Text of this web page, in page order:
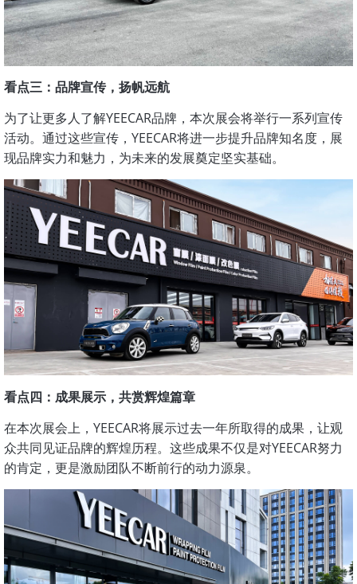
看点三：品牌宣传，扬帆远航
为了让更多人了解YEECAR品牌，本次展会将举行一系列宣传
活动。通过这些宣传，YEECAR将进一步提升品牌知名度，展
现品牌实力和魅力，为未来的发展奠定坚实基础。
看点四：成果展示，共赏辉煌篇章
在本次展会上，YEECAR将展示过去一年所取得的成果，让观
众共同见证品牌的辉煌历程。这些成果不仅是对YEECAR努力
的肯定，更是激励团队不断前行的动力源泉。